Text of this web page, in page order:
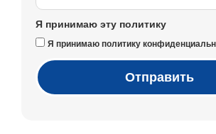
Я принимаю эту политику
Я принимаю политику
Отправить